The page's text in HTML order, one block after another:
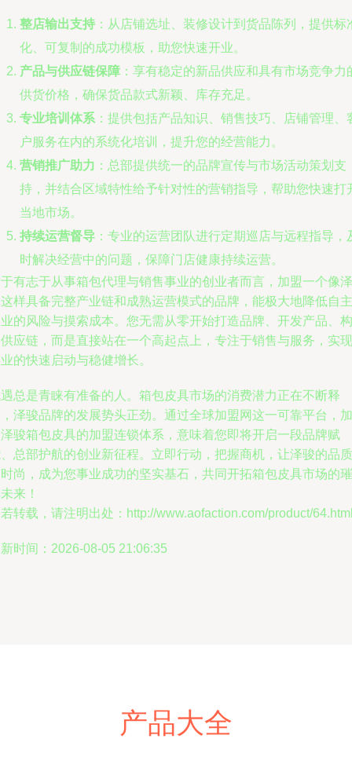
整店输出支持 ：从店铺选址、装修设计到货品陈列，提供标
化、可复制的成功模板，助您快速开业。
产品与供应链保障 ：享有稳定的新品供应和具有市场竞争力
供货价格，确保货品款式新颖、库存充足。
专业培训体系 ：提供包括产品知识、销售技巧、店铺管理、
户服务在内的系统化培训，提升您的经营能力。
营销推广助力 ：总部提供统一的品牌宣传与市场活动策划支
持，并结合区域特性给予针对性的营销指导，帮助您快速打
当地市场。
持续运营督导 ：专业的运营团队进行定期巡店与远程指导，
时解决经营中的问题，保障门店健康持续运营。
有志于从事箱包代理与销售事业的创业者而言，加盟一个像泽
样具备完整产业链和成熟运营模式的品牌，能极大地降低自主
的风险与摸索成本。您无需从零开始打造品牌、开发产品、构
应链，而是直接站在一个高起点上，专注于销售与服务，实现
的快速启动与稳健增长。
总是青睐有准备的人。箱包皮具市场的消费潜力正在不断释
泽骏品牌的发展势头正劲。通过全球加盟网这一可靠平台，加
骏箱包皮具的加盟连锁体系，意味着您即将开启一段品牌赋
总部护航的创业新征程。立即行动，把握商机，让泽骏的品质
尚，成为您事业成功的坚实基石，共同开拓箱包皮具市场的璀
来！
转载，请注明出处：http://www.aofaction.com/product/
时间：2026-08-05 21:06:35
产品大全